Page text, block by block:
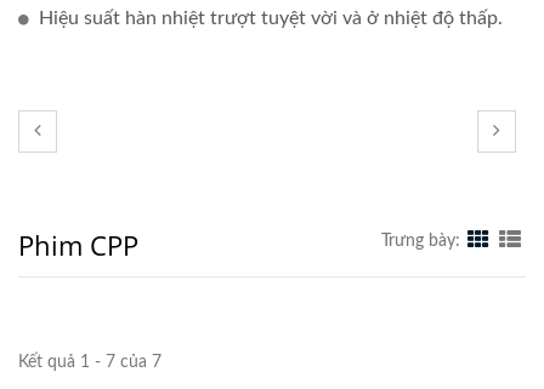
Hiệu suất hàn nhiệt trượt tuyệt vời và ở nhiệt độ thấp.
Phim CPP Trưng bày:
Kết quả 1 - 7 của 7